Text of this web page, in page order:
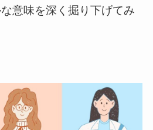
意味を深く掘り下げてみ